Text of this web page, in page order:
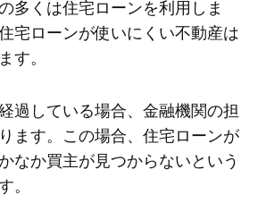
多くは住宅ローンを利用しま
宅ローンが使いにくい不動産は
す。
過している場合、金融機関の担
ます。この場合、住宅ローンが
なか買主が見つからないという
。